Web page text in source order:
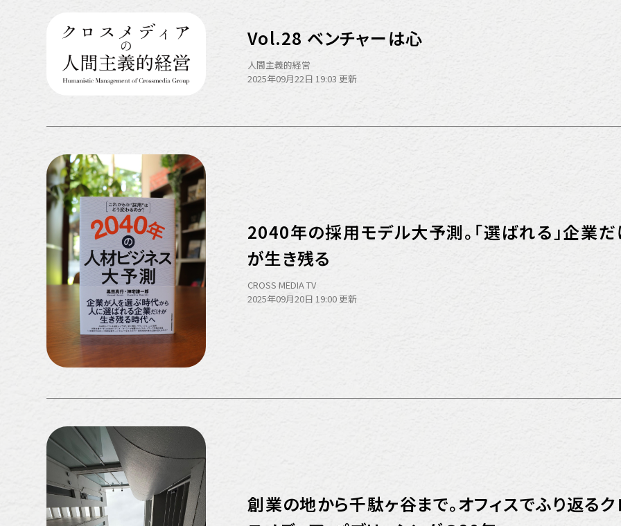
Vol.28 ベンチャーは心
人間主義的経営
2025年09月22日 19:03 更新
2040年の採用モデル大予測。「選ばれる」企業
が生き残る
CROSS MEDIA TV
2025年09月20日 19:00 更新
創業の地から千駄ヶ谷まで。オフィスでふり返る